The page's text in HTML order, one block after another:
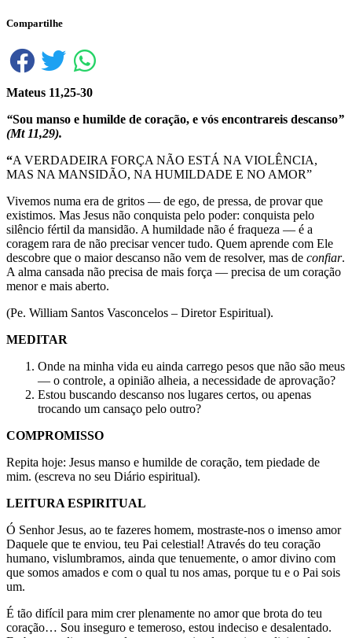
Compartilhe
Mateus 11,25-30
“Sou manso e humilde de coração, e vós encontrareis descanso”
(Mt 11,29).
“A VERDADEIRA FORÇA NÃO ESTÁ NA VIOLÊNCIA,
MAS NA MANSIDÃO, NA HUMILDADE E NO AMOR”
Vivemos numa era de gritos — de ego, de pressa, de provar que
existimos. Mas Jesus não conquista pelo poder: conquista pelo
silêncio fértil da mansidão. A humildade não é fraqueza — é a
coragem rara de não precisar vencer tudo. Quem aprende com Ele
descobre que o maior descanso não vem de resolver, mas de confiar.
A alma cansada não precisa de mais força — precisa de um coração
menor e mais aberto.
(Pe. William Santos Vasconcelos – Diretor Espiritual).
MEDITAR
Onde na minha vida eu ainda carrego pesos que não são meus
— o controle, a opinião alheia, a necessidade de aprovação?
Estou buscando descanso nos lugares certos, ou apenas
trocando um cansaço pelo outro?
COMPROMISSO
Repita hoje: Jesus manso e humilde de coração, tem piedade de
mim. (escreva no seu Diário espiritual).
LEITURA ESPIRITUAL
Ó Senhor Jesus, ao te fazeres homem, mostraste-nos o imenso amor
Daquele que te enviou, teu Pai celestial! Através do teu coração
humano, vislumbramos, ainda que tenuemente, o amor divino com
que somos amados e com o qual tu nos amas, porque tu e o Pai sois
um.
É tão difícil para mim crer plenamente no amor que brota do teu
coração… Sou inseguro e temeroso, estou indeciso e desalentado.